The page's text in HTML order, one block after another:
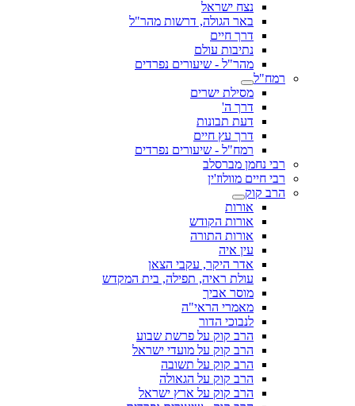
נצח ישראל
באר הגולה, דרשות מהר"ל
דרך חיים
נתיבות עולם
מהר"ל - שיעורים נפרדים
רמח"ל
מסילת ישרים
דרך ה'
דעת תבונות
דרך עץ חיים
רמח"ל - שיעורים נפרדים
רבי נחמן מברסלב
רבי חיים מוולוז'ין
הרב קוק
אורות
אורות הקודש
אורות התורה
עין איה
אדר היקר, עקבי הצאן
עולת ראיה, תפילה, בית המקדש
מוסר אביך
מאמרי הראי"ה
לנבוכי הדור
הרב קוק על פרשת שבוע
הרב קוק על מועדי ישראל
הרב קוק על תשובה
הרב קוק על הגאולה
הרב קוק על ארץ ישראל